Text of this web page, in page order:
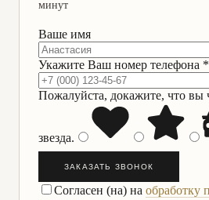
минут
Ваше имя
Укажите Ваш номер телефона *
Пожалуйста, докажите, что вы
звезда.
ЗАКАЗАТЬ ЗВОНОК
Согласен (на) на обработку